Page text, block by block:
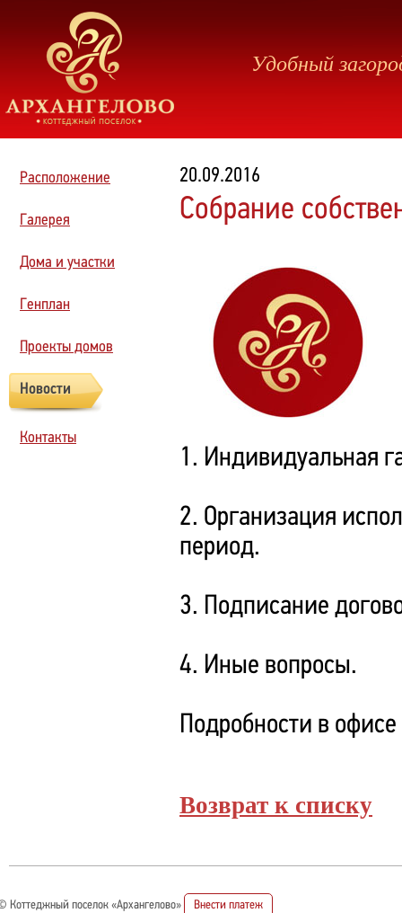
Удобный
Расположение
Галерея
Дома и участки
Генплан
Проекты домов
Новости
Контакты
20.09.2016
Собрание
1. Индивидуальная
2. Организация
период.
3. Подписание
4. Иные вопросы.
Подробности в
Возврат к списку
Коттеджный поселок «Архангелово» Внести платеж